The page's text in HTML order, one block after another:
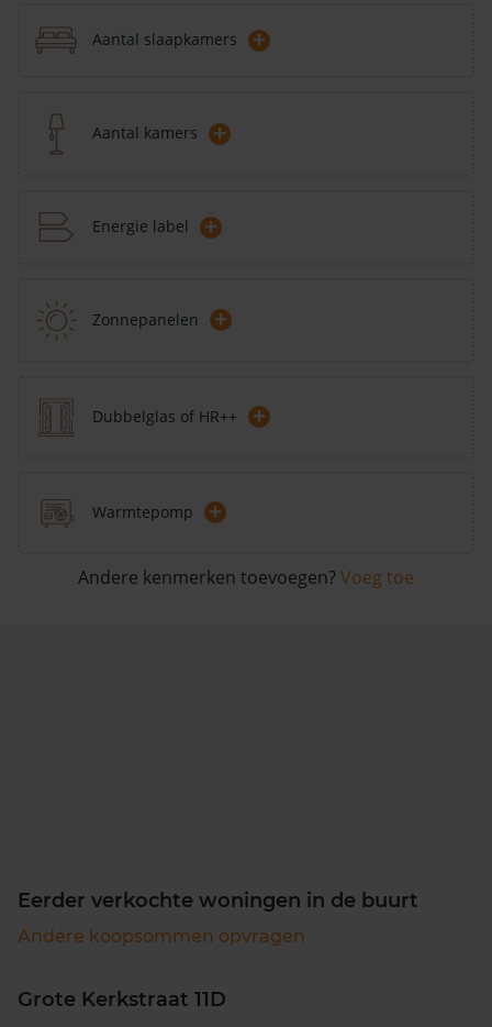
Aantal slaapkamers +
Aantal kamers +
Energie label +
Zonnepanelen +
Dubbelglas of HR++ +
Warmtepomp +
Andere kenmerken toevoegen? Voeg toe
Eerder verkochte woningen in de buurt
Andere koopsommen opvragen
Grote Kerkstraat 11D